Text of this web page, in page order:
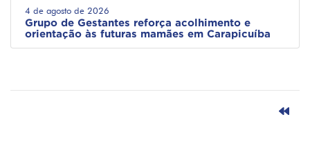
4 de agosto de 2026
Grupo de Gestantes reforça acolhimento e
orientação às futuras mamães em Carapicuíba